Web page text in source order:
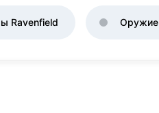
Ravenfield Оружие